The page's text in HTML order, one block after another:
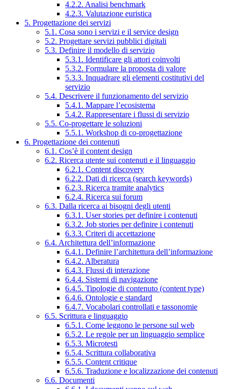
4.2.2. Analisi benchmark
4.2.3. Valutazione euristica
5. Progettazione dei servizi
5.1. Cosa sono i servizi e il service design
5.2. Progettare servizi pubblici digitali
5.3. Definire il modello di servizio
5.3.1. Identificare gli attori coinvolti
5.3.2. Formulare la proposta di valore
5.3.3. Inquadrare gli elementi costitutivi del
servizio
5.4. Descrivere il funzionamento del servizio
5.4.1. Mappare l’ecosistema
5.4.2. Rappresentare i flussi di servizio
5.5. Co-progettare le soluzioni
5.5.1. Workshop di co-progettazione
6. Progettazione dei contenuti
6.1. Cos’è il content design
6.2. Ricerca utente sui contenuti e il linguaggio
6.2.1. Content discovery
6.2.2. Dati di ricerca (search keywords)
6.2.3. Ricerca tramite analytics
6.2.4. Ricerca sui forum
6.3. Dalla ricerca ai bisogni degli utenti
6.3.1. User stories per definire i contenuti
6.3.2. Job stories per definire i contenuti
6.3.3. Criteri di accettazione
6.4. Architettura dell’informazione
6.4.1. Definire l’architettura dell’informazione
6.4.2. Alberatura
6.4.3. Flussi di interazione
6.4.4. Sistemi di navigazione
6.4.5. Tipologie di contenuto (content type)
6.4.6. Ontologie e standard
6.4.7. Vocabolari controllati e tassonomie
6.5. Scrittura e linguaggio
6.5.1. Come leggono le persone sul web
6.5.2. Le regole per un linguaggio semplice
6.5.3. Microtesti
6.5.4. Scrittura collaborativa
6.5.5. Content critique
6.5.6. Traduzione e localizzazione dei contenuti
6.6. Documenti